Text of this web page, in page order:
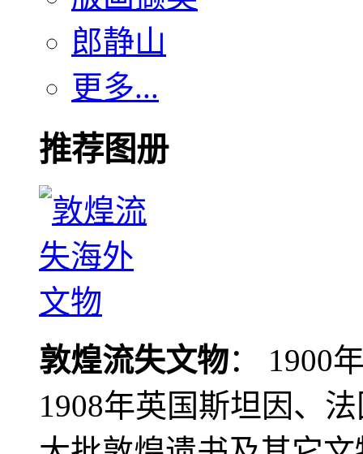
郎静山
更多...
推荐图册
敦煌流失文物： 1900
1908年英国斯坦因、